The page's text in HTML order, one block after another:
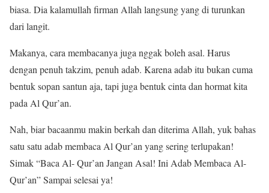
biasa. Dia kalamullah firman Allah langsung yang di turunkan
dari langit.
Makanya, cara membacanya juga nggak boleh asal. Harus
dengan penuh takzim, penuh adab. Karena adab itu bukan cuma
bentuk sopan santun aja, tapi juga bentuk cinta dan hormat kita
pada Al Qur’an.
Nah, biar bacaanmu makin berkah dan diterima Allah, yuk bahas
satu satu adab membaca Al Qur’an yang sering terlupakan!
Simak “Baca Al- Qur’an Jangan Asal! Ini Adab Membaca Al-
Qur’an” Sampai selesai ya!